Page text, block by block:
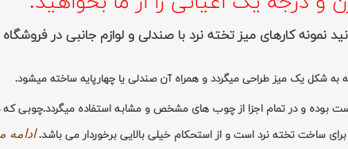
نمونه کارهای میز تخته نرد با صندلی و لوازم جانبی در
شکل یک میز طراحی میگردد و همراه آن صندلی یا چهارپایه ساخته میشود.
بوده و در تمام اجزا از چوب های مشخص و مشابه استفاده میگردد.چوبی که
ساخت تخته نرد است و از استحکام خیلی بالایی برخوردار می باشد.